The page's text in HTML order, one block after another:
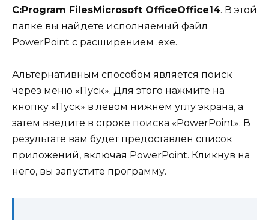
C:Program FilesMicrosoft OfficeOffice14. В этой
папке вы найдете исполняемый файл
PowerPoint с расширением .exe.
Альтернативным способом является поиск
через меню «Пуск». Для этого нажмите на
кнопку «Пуск» в левом нижнем углу экрана, а
затем введите в строке поиска «PowerPoint». В
результате вам будет предоставлен список
приложений, включая PowerPoint. Кликнув на
него, вы запустите программу.